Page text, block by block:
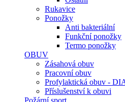
Rukavice
Ponožky
Anti bakteriální
Funkční ponožky
Termo ponožky
OBUV
Zásahová obuv
Pracovní obuv
Profylaktická obuv -
Příslušenství k obuvi
Požární sport